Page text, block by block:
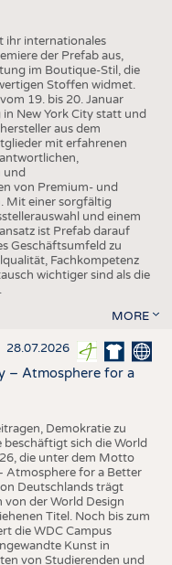
ihr internationales
der Prefab aus,
im Boutique-Stil, die
Stoffen widmet.
19. bis 20. Januar
New York City statt und
aus dem
mit erfahrenen
und
von Premium- und
Mit einer sorgfältig
und einem
ist Prefab darauf
Geschäftsumfeld zu
Fachkompetenz
wichtiger sind als die
MORE
28.07.2026
– Atmosphere for a
Demokratie zu
sich die World
die unter dem Motto
Atmosphere for a Better
Deutschlands trägt
der World Design
Titel. Noch bis zum
die WDC Campus
Kunst in
von Studierenden und